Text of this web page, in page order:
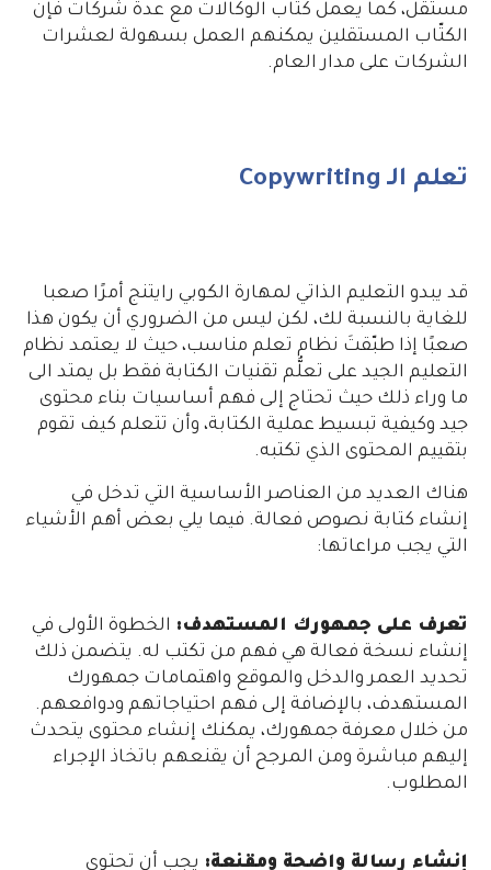
مستقل، كما يعمل كُتّاب الوكالات مع عدة شركات فإن
الكتّاب المستقلين يمكنهم العمل بسهولة لعشرات
الشركات على مدار العام.
تعلم الـ Copywriting
قد يبدو التعليم الذاتي لمهارة الكوبي رايتنج أمرًا صعبا
للغاية بالنسبة لك، لكن ليس من الضروري أن يكون هذا
صعبًا إذا طبّقتَ نظام تعلم مناسب، حيث لا يعتمد نظام
التعليم الجيد على تعلُّم تقنيات الكتابة فقط بل يمتد الى
ما وراء ذلك حيث تحتاج إلى فهم أساسيات بناء محتوى
جيد وكيفية تبسيط عملية الكتابة، وأن تتعلم كيف تقوم
بتقييم المحتوى الذي تكتبه.
هناك العديد من العناصر الأساسية التي تدخل في
إنشاء كتابة نصوص فعالة. فيما يلي بعض أهم الأشياء
التي يجب مراعاتها:
تعرف على جمهورك المستهدف: الخطوة الأولى في
إنشاء نسخة فعالة هي فهم من تكتب له. يتضمن ذلك
تحديد العمر والدخل والموقع واهتمامات جمهورك
المستهدف، بالإضافة إلى فهم احتياجاتهم ودوافعهم.
من خلال معرفة جمهورك، يمكنك إنشاء محتوى يتحدث
إليهم مباشرة ومن المرجح أن يقنعهم باتخاذ الإجراء
المطلوب.
إنشاء رسالة واضحة ومقنعة: يجب أن تحتوي